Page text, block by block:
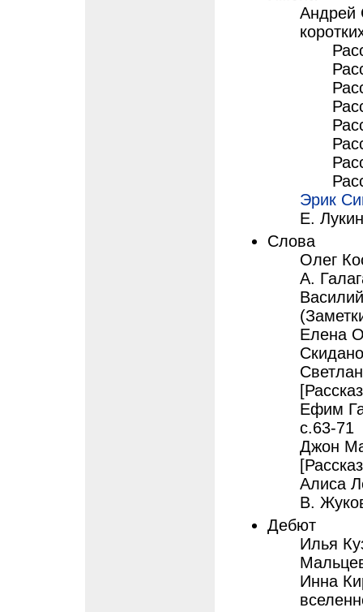
Андрей
Эрик
Е.
Слова
Олег
А.
Елена
Ефим
с.63-71
Джон
Алиса
В.
Дебют
Илья
Инна